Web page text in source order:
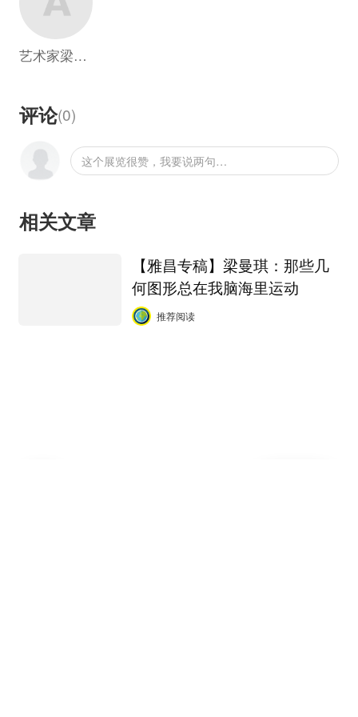
梁曼琪在1986年出生於中国广东。2009年毕业
於中国美术学院公共艺术学院美术教育系，2012
年毕业於中国美术学院中德艺术研究生院(CDK)
作。她曾在中国及韩国举办个展和群展，过往个
人项目包括：「想象练习个人展览」
Contemporary by Angela Li,香港（2016）、
「奇想阁：动漫美学双年展」上海当代艺术馆
中国当代艺术家的力量群展」K11美术馆,上海
（2016） 、「Colometry个人展览」Arario
Gallery Seoul阿拉里奥画廊首尔空间,韩国首尔
（2015)、「Several Objective Relations」阿拉
里奥东门旅店美术馆开幕群展,韩国济州岛
艺术家梁曼琪
评论(0)
这个展览很赞，我要说两句…
相关文章
【雅昌专稿】梁曼琪：那些几
何图形总在我脑海里运动
推荐阅读